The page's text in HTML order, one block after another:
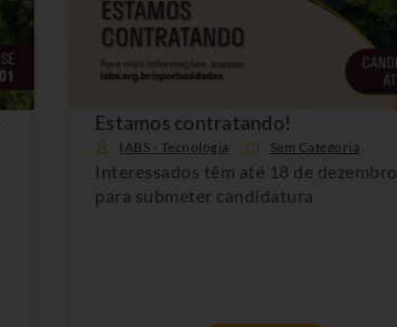
Estamos contratando!
IABS - Tecnologia Sem Categoria
Interessados têm até 18 de dezembro
para submeter candidatura